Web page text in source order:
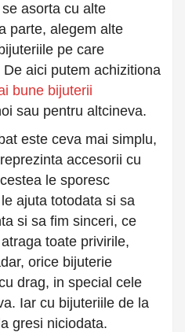
asorta cu alte
parte, alegem alte
pe care
aici putem achizitiona
bune bijuterii
sau pentru altcineva.
este ceva mai simplu,
accesorii cu
le sporesc
ajuta totodata si sa
si sa fim sinceri, ce
toate privirile,
orice bijuterie
drag, in special cele
Iar cu bijuteriile de la
gresi niciodata.